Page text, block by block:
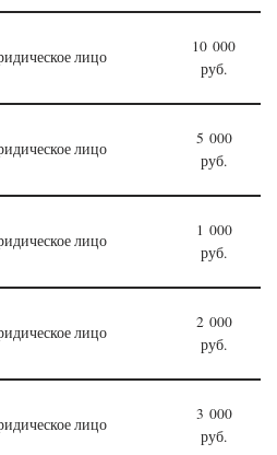
лицо
10 000
руб.
лицо
5 000
руб.
лицо
1 000
руб.
лицо
2 000
руб.
лицо
3 000
руб.